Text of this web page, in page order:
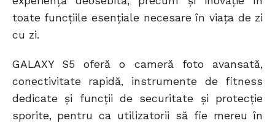
toate funcțiile esențiale necesare în viața de zi
cu zi.
GALAXY S5 oferă o cameră foto avansată,
conectivitate rapidă, instrumente de fitness
dedicate și funcții de securitate și protecție
sporite, pentru ca utilizatorii să fie mereu în